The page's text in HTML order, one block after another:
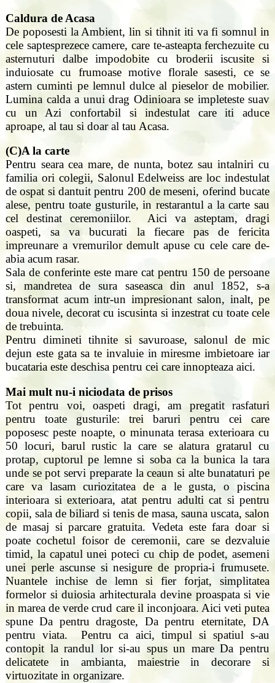
Caldura de Acasa
De poposesti la Ambient, lin si tihnit iti va fi somnul in
cele saptesprezece camere, care te-asteapta ferchezuite cu
asternuturi dalbe impodobite cu broderii iscusite si
induiosate cu frumoase motive florale sasesti, ce se
astern cuminti pe lemnul dulce al pieselor de mobilier.
Lumina calda a unui drag Odinioara se impleteste suav
cu un Azi confortabil si indestulat care iti aduce
aproape, al tau si doar al tau Acasa.
(C)A la carte
Pentru seara cea mare, de nunta, botez sau intalniri cu
familia ori colegii, Salonul Edelweiss are loc indestulat
de ospat si dantuit pentru 200 de meseni, oferind bucate
alese, pentru toate gusturile, in restarantul a la carte sau
cel destinat ceremoniilor. Aici va asteptam, dragi
oaspeti, sa va bucurati la fiecare pas de fericita
impreunare a vremurilor demult apuse cu cele care de-
abia acum rasar.
Sala de conferinte este mare cat pentru 150 de persoane
si, mandretea de sura saseasca din anul 1852, s-a
transformat acum intr-un impresionant salon, inalt, pe
doua nivele, decorat cu iscusinta si inzestrat cu toate cele
de trebuinta.
Pentru dimineti tihnite si savuroase, salonul de mic
dejun este gata sa te invaluie in miresme imbietoare iar
bucataria este deschisa pentru cei care innopteaza aici.
Mai mult nu-i niciodata de prisos
Tot pentru voi, oaspeti dragi, am pregatit rasfaturi
pentru toate gusturile: trei baruri pentru cei care
poposesc peste noapte, o minunata terasa exterioara cu
50 locuri, barul rustic la care se alatura gratarul cu
protap, cuptorul pe lemne si soba ca la bunica la tara
unde se pot servi preparate la ceaun si alte bunataturi pe
care va lasam curiozitatea de a le gusta, o piscina
interioara si exterioara, atat pentru adulti cat si pentru
copii, sala de biliard si tenis de masa, sauna uscata, salon
de masaj si parcare gratuita. Vedeta este fara doar si
poate cochetul foisor de ceremonii, care se dezvaluie
timid, la capatul unei poteci cu chip de podet, asemeni
unei perle ascunse si nesigure de propria-i frumusete.
Nuantele inchise de lemn si fier forjat, simplitatea
formelor si duiosia arhitecturala devine proaspata si vie
in marea de verde crud care il inconjoara. Aici veti putea
spune Da pentru dragoste, Da pentru eternitate, DA
pentru viata. Pentru ca aici, timpul si spatiul s-au
contopit la randul lor si-au spus un mare Da pentru
delicatete in ambianta, maiestrie in decorare si
virtuozitate in organizare.